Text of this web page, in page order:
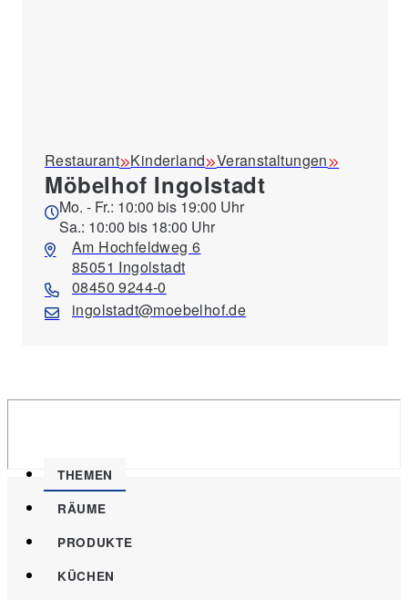
Restaurant Kinderland Veranstaltungen
Möbelhof Ingolstadt
Mo. - Fr.: 10:00 bis 19:00 Uhr
Sa.: 10:00 bis 18:00 Uhr
Am Hochfeldweg 6
85051 Ingolstadt
08450 9244-0
ingolstadt@moebelhof.de
THEMEN
RÄUME
PRODUKTE
KÜCHEN